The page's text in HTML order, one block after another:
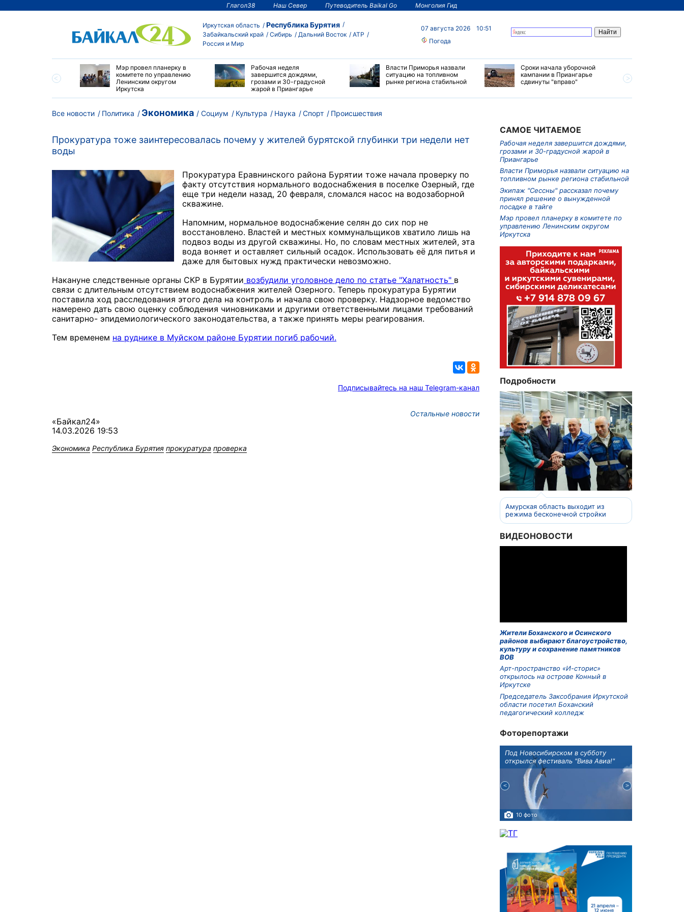
Глагол38 Наш Север Путеводитель Baikal Go Монголия Гид
Иркутская область Республика Бурятия
Забайкальский край Сибирь Дальний Восток
АТР
Россия и Мир
07 августа 2026
10:51
Погода
сделать
Мэр провел планерку в
комитете по управлению
Ленинским округом
Иркутска
Рабочая неделя
завершится дождями,
грозами и 30-градусной
жарой в Приангарье
Власти Приморья назвали
ситуацию на топливном
рынке региона стабильной
Сроки начала уборочной
кампании в Приангарье
сдвинуты "вправо"
Все новости Политика Экономика Социум Культура Наука Спорт Происшествия
Прокуратура тоже заинтересовалась почему у жителей бурятской глубинки три недели нет
воды
Прокуратура Еравнинского района Бурятии тоже начала проверку по
факту отсутствия нормального водоснабжения в поселке Озерный, где
еще три недели назад, 20 февраля, сломался насос на водозаборной
скважине.
Напомним, нормальное водоснабжение селян до сих пор не
восстановлено. Властей и местных коммунальщиков хватило лишь на
подвоз воды из другой скважины. Но, по словам местных жителей, эта
вода воняет и оставляет сильный осадок. Использовать её для питья и
даже для бытовых нужд практически невозможно.
Накануне следственные органы СКР в Бурятии возбудили уголовное дело по статье "Халатность" в
связи с длительным отсутствием водоснабжения жителей Озерного. Теперь прокуратура Бурятии
поставила ход расследования этого дела на контроль и начала свою проверку. Надзорное ведомство
намерено дать свою оценку соблюдения чиновниками и другими ответственными лицами требований
санитарно- эпидемиологического законодательства, а также принять меры реагирования.
Тем временем на руднике в Муйском районе Бурятии погиб рабочий.
Подписывайтесь на наш Telegram-канал
Остальные новости
«Байкал24»
14.03.2026 19:53
Экономика Республика Бурятия прокуратура проверка
САМОЕ ЧИТАЕМОЕ
Рабочая неделя завершится дождями,
грозами и 30-градусной жарой в
Приангарье
Власти Приморья назвали ситуацию на
топливном рынке региона стабильной
Экипаж "Сессны" рассказал почему
принял решение о вынужденной
посадке в тайге
Мэр провел планерку в комитете по
управлению Ленинским округом
Иркутска
Подробности
Амурская область выходит из
режима бесконечной стройки
ВИДЕОНОВОСТИ
Жители Боханского и Осинского
районов выбирают благоустройство,
культуру и сохранение памятников
ВОВ
Арт-пространство «И-сторис»
открылось на острове Конный в
Иркутске
Председатель Заксобрания Иркутской
области посетил Боханский
педагогический колледж
Фоторепортажи
Под Новосибирском в субботу
открылся фестиваль "Вива Авиа!"
10 фото